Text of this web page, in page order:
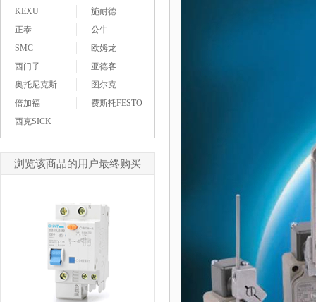
KEXU
施耐德
正泰
公牛
SMC
欧姆龙
西门子
亚德客
奥托尼克斯
图尔克
倍加福
费斯托FESTO
西克SICK
浏览该商品的用户最终购买